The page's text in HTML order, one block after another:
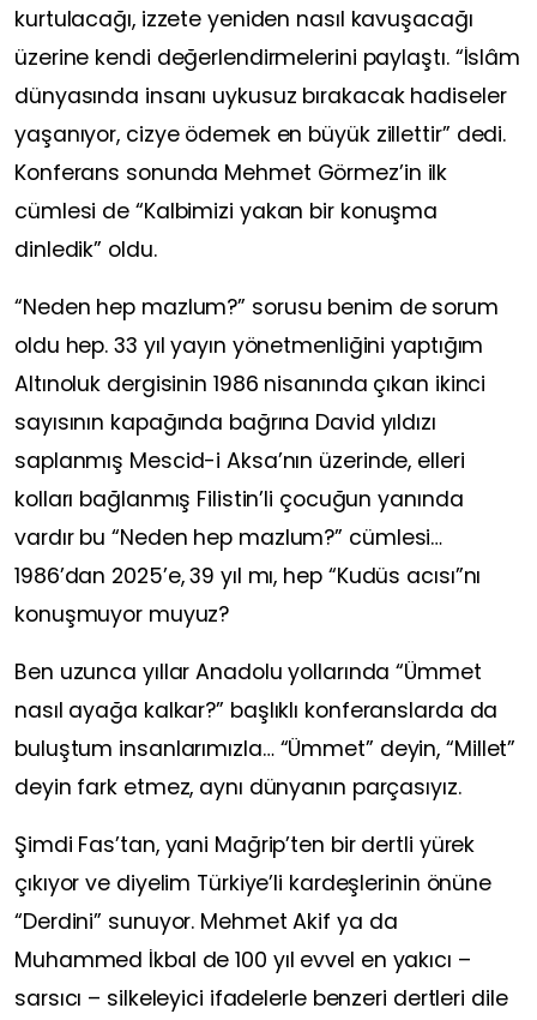
kurtulacağı, izzete yeniden nasıl kavuşacağı
üzerine kendi değerlendirmelerini paylaştı. “İslâm
dünyasında insanı uykusuz bırakacak hadiseler
yaşanıyor, cizye ödemek en büyük zillettir” dedi.
Konferans sonunda Mehmet Görmez’in ilk
cümlesi de “Kalbimizi yakan bir konuşma
dinledik” oldu.
“Neden hep mazlum?” sorusu benim de sorum
oldu hep. 33 yıl yayın yönetmenliğini yaptığım
Altınoluk dergisinin 1986 nisanında çıkan ikinci
sayısının kapağında bağrına David yıldızı
saplanmış Mescid-i Aksa’nın üzerinde, elleri
kolları bağlanmış Filistin’li çocuğun yanında
vardır bu “Neden hep mazlum?” cümlesi…
1986’dan 2025’e, 39 yıl mı, hep “Kudüs acısı”nı
konuşmuyor muyuz?
Ben uzunca yıllar Anadolu yollarında “Ümmet
nasıl ayağa kalkar?” başlıklı konferanslarda da
buluştum insanlarımızla… “Ümmet” deyin, “Millet”
deyin fark etmez, aynı dünyanın parçasıyız.
Şimdi Fas’tan, yani Mağrip’ten bir dertli yürek
çıkıyor ve diyelim Türkiye’li kardeşlerinin önüne
“Derdini” sunuyor. Mehmet Akif ya da
Muhammed İkbal de 100 yıl evvel en yakıcı –
sarsıcı – silkeleyici ifadelerle benzeri dertleri dile